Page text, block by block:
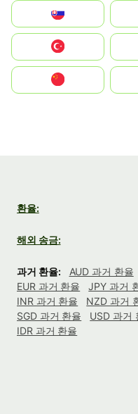
United States
中國香港特別行政區
환율:
해외 송금:
과거 환율: AUD 과거 환율
EUR 과거 환율
JPY 과거
INR 과거 환율
NZD 과거
SGD 과거 환율
USD 과거
IDR 과거 환율